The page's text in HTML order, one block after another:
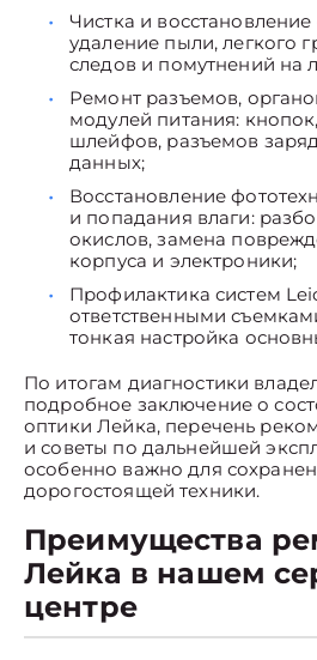
Чистка и
удаление пыли, легкого
следов и помутнений на
Ремонт разъемов,
модулей питания:
шлейфов, разъемов
данных;
Восстановление
и попадания влаги:
окислов, замена
корпуса и электроники;
Профилактика систем
ответственными
тонкая настройка
По итогам диагностики
подробное заключение о
оптики Лейка, перечень
и советы по дальнейшей
особенно важно для
дорогостоящей техники.
Преимущества
Лейка в нашем
центре